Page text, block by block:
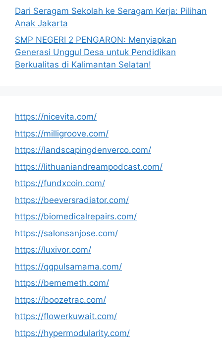
Dari Seragam Sekolah ke Seragam Kerja: Pilihan
Anak Jakarta
SMP NEGERI 2 PENGARON: Menyiapkan
Generasi Unggul Desa untuk Pendidikan
Berkualitas di Kalimantan Selatan!
https://nicevita.com/
https://milligroove.com/
https://landscapingdenverco.com/
https://lithuaniandreampodcast.com/
https://fundxcoin.com/
https://beeversradiator.com/
https://biomedicalrepairs.com/
https://salonsanjose.com/
https://luxivor.com/
https://qqpulsamama.com/
https://bememeth.com/
https://boozetrac.com/
https://flowerkuwait.com/
https://hypermodularity.com/